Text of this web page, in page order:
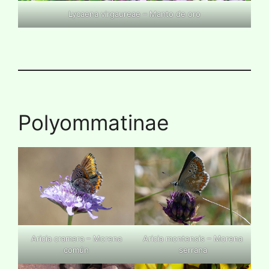
Lycaena virgaureae – Manto de oro
Polyommatinae
Aricia cramera – Morena
común
Aricia montensis – Morena
serrana